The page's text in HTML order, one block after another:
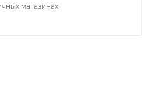
магазинах